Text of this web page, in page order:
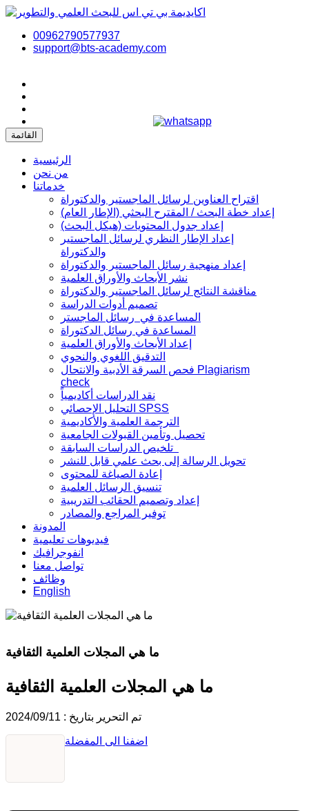
00962790577937
support@bts-academy.com
القائمة
الرئيسية
من نحن
خدماتنا
اقتراح العناوين لرسائل الماجستير والدكتوراة
إعداد خطة البحث / المقترح البحثي (الإطار العام)
إعداد جدول المحتويات (هيكل البحث)
إعداد الإطار النظري لرسائل الماجستير
والدكتوراة
إعداد منهجية رسائل الماجستير والدكتوراة
نشر الأبحاث والأوراق العلمية
مناقشة النتائج لرسائل الماجستير والدكتوراة
تصميم أدوات الدراسة
المساعدة في رسائل الماجستر
المساعدة في رسائل الدكتوراة
إعداد الأبحاث والأوراق العلمية
التدقيق اللغوي والنحوي
فحص السرقة الأدبية والانتحال Plagiarism
check
نقد الدراسات أكاديمياً
التحليل الإحصائي SPSS
الترجمة العلمية والأكاديمية
تحصيل وتأمين القبولات الجامعية
تحويل الرسالة إلى بحث علمي قابل للنشر
إعادة الصياغة للمحتوى
تنسيق الرسائل العلمية
إعداد وتصميم الحقائب التدريبية
توفير المراجع والمصادر
المدونة
فيديوهات تعليمية
انفوجرافيك
تواصل معنا
وظائف
English
تم التحرير بتاريخ : 2024/09/11
اضفنا الى المفضلة